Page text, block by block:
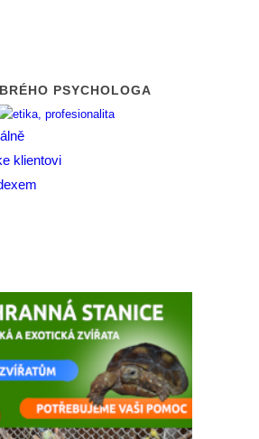
PSYCHOLOGA
klientovi